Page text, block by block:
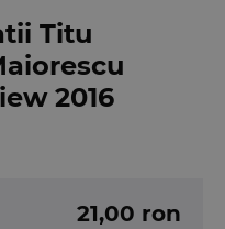
Titu
2016
21,00 ron